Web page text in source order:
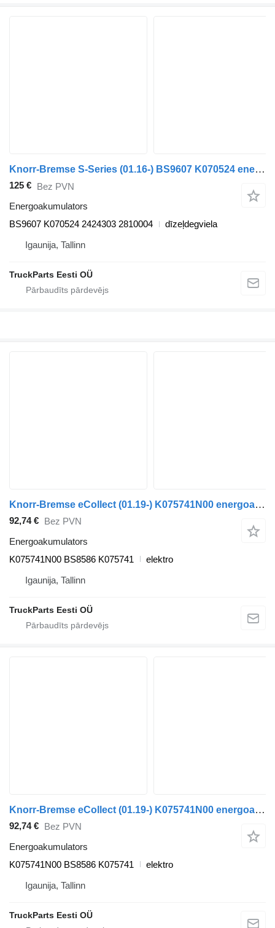
Knorr-Bremse S-Series (01.16-) BS9607 K070524 energoakumulators paredzēts Scania L,P,G,R,S-series (2016-) vilcēja
125 € Bez PVN
Energoakumulators
BS9607 K070524 2424303 2810004
dīzeļdegviela
Igaunija, Tallinn
TruckParts Eesti OÜ
Knorr-Bremse eCollect (01.19-) K075741N00 energoakumulators paredzēts Dennis eCollect Terberg YT Magtec (2019-) vilcēja
92,74 € Bez PVN
Energoakumulators
K075741N00 BS8586 K075741
elektro
Igaunija, Tallinn
TruckParts Eesti OÜ
Knorr-Bremse eCollect (01.19-) K075741N00 energoakumulators paredzēts Dennis eCollect Terberg YT Magtec (2019-) vilcēja
92,74 € Bez PVN
Energoakumulators
K075741N00 BS8586 K075741
elektro
Igaunija, Tallinn
TruckParts Eesti OÜ